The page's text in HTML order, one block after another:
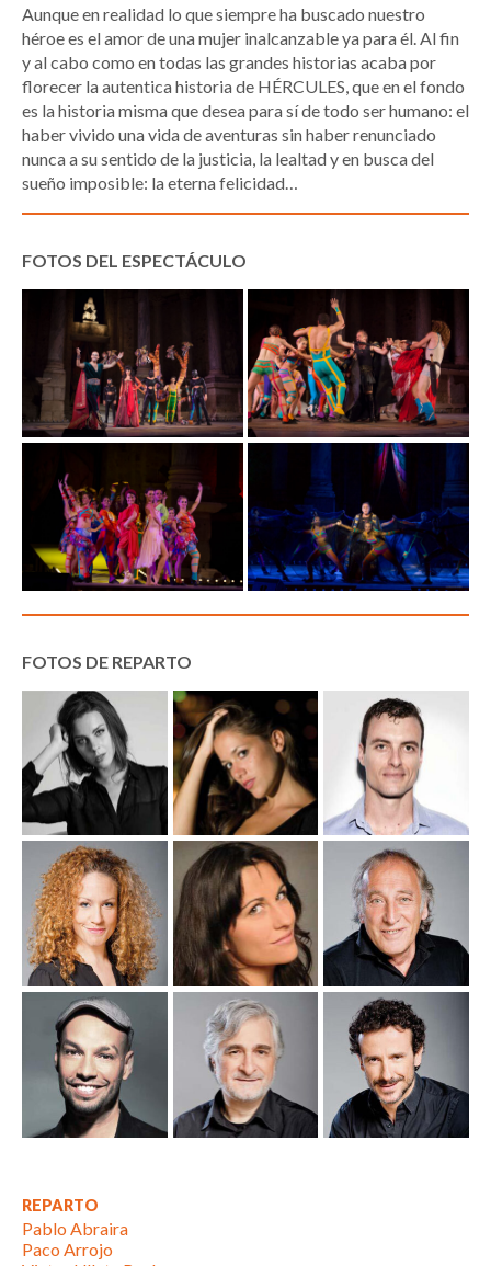
Aunque en realidad lo que siempre ha buscado nuestro
héroe es el amor de una mujer inalcanzable ya para él. Al fin
y al cabo como en todas las grandes historias acaba por
florecer la autentica historia de HÉRCULES, que en el fondo
es la historia misma que desea para sí de todo ser humano: el
haber vivido una vida de aventuras sin haber renunciado
nunca a su sentido de la justicia, la lealtad y en busca del
sueño imposible: la eterna felicidad…
FOTOS DEL ESPECTÁCULO
FOTOS DE REPARTO
REPARTO
Pablo Abraira
Paco Arrojo